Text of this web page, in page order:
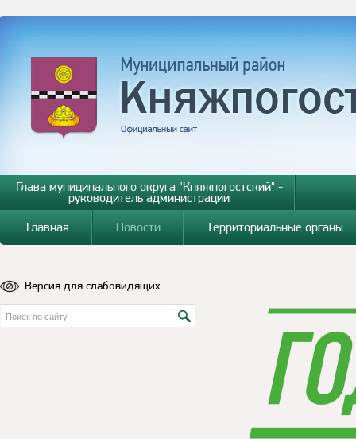
Глава муниципального округа "Княжпогостский" -
руководитель администрации
Главная
Новости Территориальные органы
Версия для слабовидящих